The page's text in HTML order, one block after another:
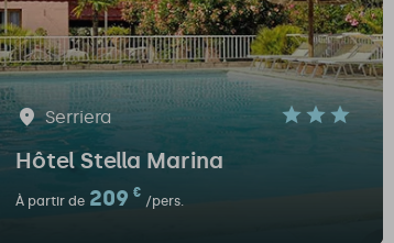
Serriera
Hôtel Stella Marina
À partir de 209 €
/pers.